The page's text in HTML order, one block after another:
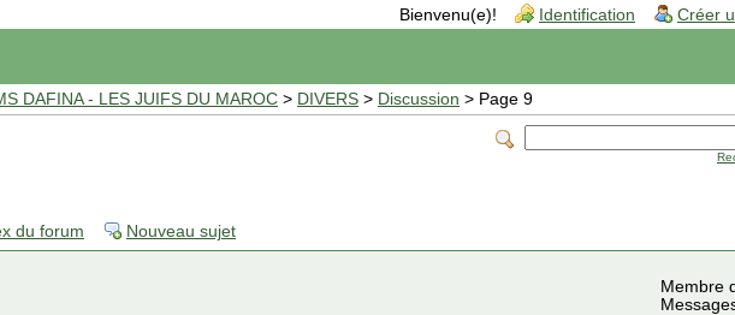
Bienvenu(e)! Identification Créer
DAFINA - LES JUIFS DU MAROC > DIVERS > Discussion > Page 9
du forum Nouveau sujet
Membre